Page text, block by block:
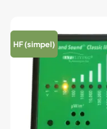
HF (simpel)